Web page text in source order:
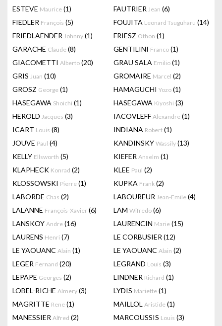
ESTEVE Maurice (1) FAUTRIER Jean (6)
FIEDLER François (5) FOUJITA Leonard Tsuguharu (14)
FRIEDLAENDER Johnny (1) FRIESZ Othon (1)
GARACHE Claude (8) GENTILINI Franco (1)
GIACOMETTI Alberto (20) GRAU SALA Emilio (1)
GRIS Juan (10) GROMAIRE Marcel (2)
GROSZ George (1) HAMAGUCHI Yozo (1)
HASEGAWA Shoichi (1) HASEGAWA Kiyoshi (3)
HEROLD Jacques (3) IACOVLEFF Alexandre (1)
ICART Louis (8) INDIANA Robert (1)
JOUVE Paul (4) KANDINSKY Wassily (13)
KELLY Ellsworth (5) KIEFER Anselm (1)
KLAPHECK Konrad (2) KLEE Paul (2)
KLOSSOWSKI Pierre (1) KUPKA Frank (2)
LABORDE Chas (2) LABOUREUR Jean-Emile (4)
LALANNE François-Xavier (6) LAM Wifredo (6)
LANSKOY Andre (16) LAURENCIN Marie (15)
LAURENS Henri (7) LE CORBUSIER (12)
LE YAOUANC Alain (1) LE YAOUANC Alain (2)
LEGER Fernand (20) LEGRAND Louis (3)
LEPAPE Georges (2) LINDNER Richard (1)
LOBEL-RICHE Almery (3) LYDIS Mariette (1)
MAGRITTE Rene (1) MAILLOL Aristide (1)
MANESSIER Alfred (2) MARCOUSSIS Louis (3)